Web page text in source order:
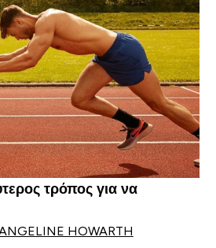
τρόπος για να
HOWARTH